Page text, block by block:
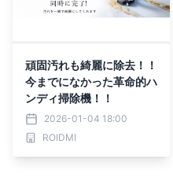
頑固汚れも綺麗に除去！！
今までになかった革命的ハ
ンディ掃除機！！
2026-01-04 18:00
ROIDMI